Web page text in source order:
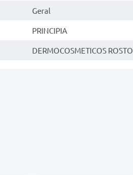
Geral
PRINCIPIA
DERMOCOSMETICOS ROSTO